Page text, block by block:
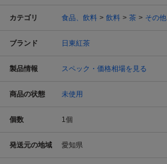
カテゴリ 食品、飲料 飲料 茶 その他
ブランド 日東紅茶
製品情報 スペック・価格相場を見る
商品の状態 未使用
個数 1個
発送元の地域 愛知県